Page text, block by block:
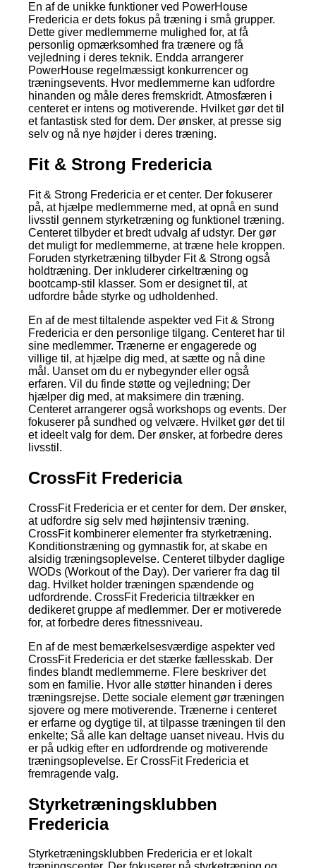
En af de unikke funktioner ved PowerHouse
Fredericia er dets fokus på træning i små grupper.
Dette giver medlemmerne mulighed for, at få
personlig opmærksomhed fra trænere og få
vejledning i deres teknik. Endda arrangerer
PowerHouse regelmæssigt konkurrencer og
træningsevents. Hvor medlemmerne kan udfordre
hinanden og måle deres fremskridt. Atmosfæren i
centeret er intens og motiverende. Hvilket gør det til
et fantastisk sted for dem. Der ønsker, at presse sig
selv og nå nye højder i deres træning.
Fit & Strong Fredericia
Fit & Strong Fredericia er et center. Der fokuserer
på, at hjælpe medlemmerne med, at opnå en sund
livsstil gennem styrketræning og funktionel træning.
Centeret tilbyder et bredt udvalg af udstyr. Der gør
det muligt for medlemmerne, at træne hele kroppen.
Foruden styrketræning tilbyder Fit & Strong også
holdtræning. Der inkluderer cirkeltræning og
bootcamp-stil klasser. Som er designet til, at
udfordre både styrke og udholdenhed.
En af de mest tiltalende aspekter ved Fit & Strong
Fredericia er den personlige tilgang. Centeret har til
sine medlemmer. Trænerne er engagerede og
villige til, at hjælpe dig med, at sætte og nå dine
mål. Uanset om du er nybegynder eller også
erfaren. Vil du finde støtte og vejledning; Der
hjælper dig med, at maksimere din træning.
Centeret arrangerer også workshops og events. Der
fokuserer på sundhed og velvære. Hvilket gør det til
et ideelt valg for dem. Der ønsker, at forbedre deres
livsstil.
CrossFit Fredericia
CrossFit Fredericia er et center for dem. Der ønsker,
at udfordre sig selv med højintensiv træning.
CrossFit kombinerer elementer fra styrketræning.
Konditionstræning og gymnastik for, at skabe en
alsidig træningsoplevelse. Centeret tilbyder daglige
WODs (Workout of the Day). Der varierer fra dag til
dag. Hvilket holder træningen spændende og
udfordrende. CrossFit Fredericia tiltrækker en
dedikeret gruppe af medlemmer. Der er motiverede
for, at forbedre deres fitnessniveau.
En af de mest bemærkelsesværdige aspekter ved
CrossFit Fredericia er det stærke fællesskab. Der
findes blandt medlemmerne. Flere beskriver det
som en familie. Hvor alle støtter hinanden i deres
træningsrejse. Dette sociale element gør træningen
sjovere og mere motiverende. Trænerne i centeret
er erfarne og dygtige til, at tilpasse træningen til den
enkelte; Så alle kan deltage uanset niveau. Hvis du
er på udkig efter en udfordrende og motiverende
træningsoplevelse. Er CrossFit Fredericia et
fremragende valg.
Styrketræningsklubben
Fredericia
Styrketræningsklubben Fredericia er et lokalt